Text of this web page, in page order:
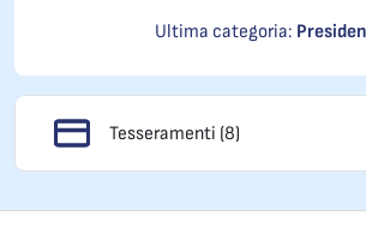
Ultima categoria:
Tesseramenti (8)